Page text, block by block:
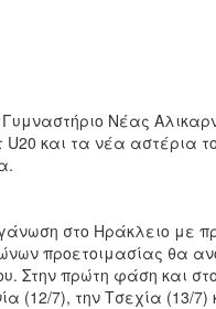
Νέας
και τα νέα αστέρια
στο Ηράκλειο με
προετοιμασίας θα
Στην πρώτη φάση και
(12/7), την Τσεχία (13/7)